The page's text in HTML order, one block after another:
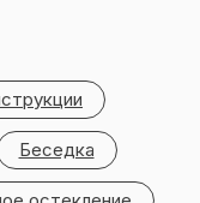
Беседка